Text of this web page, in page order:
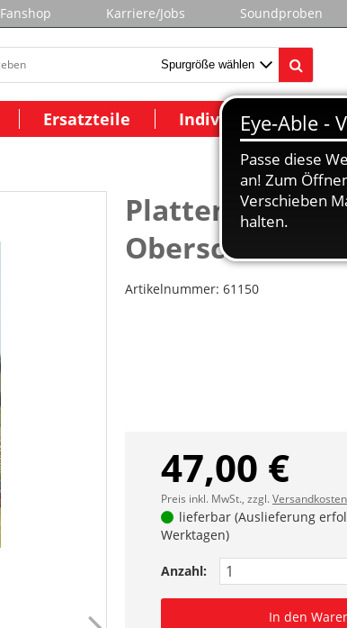
Fanshop Karriere/Jobs Soundproben
Ersatzteile Individuelle Modelle
Plattenbau
Oberschule
Artikelnummer: 61150
47,00 €
Preis inkl. MwSt., zzgl.Versandkosten
lieferbar (Auslieferung
Werktagen)
Anzahl:
In den